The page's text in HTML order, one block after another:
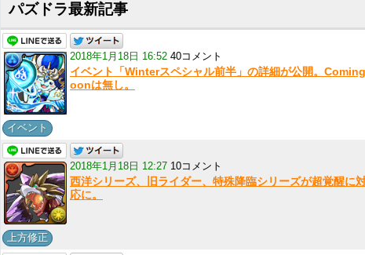
パズドラ最新記事
2018年1月18日 16:52 40コメント
イベント「Winterスペシャル前半」の詳細が公開。
oonは無し。
イベント
2018年1月18日 12:27 10コメント
西洋シリーズ、旧ライダー、特殊降臨シリーズが超覚醒に
応に。
上方修正